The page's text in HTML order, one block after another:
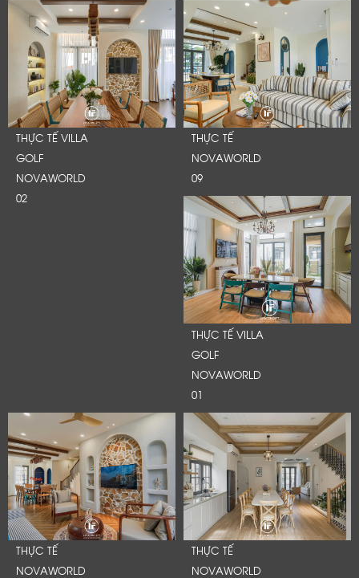
THỰC TẾ VILLA
GOLF
NOVAWORLD
02
THỰC TẾ
NOVAWORLD
09
THỰC TẾ VILLA
GOLF
NOVAWORLD
01
THỰC TẾ
NOVAWORLD
THỰC TẾ
NOVAWORLD